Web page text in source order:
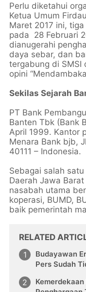
Perlu diketahui
Ketua Umum
Maret 2017 ini,
pada 28 Februari
dianugerahi
daya sebar, dan
tergabung di SMSI
opini
Sekilas Sejarah
PT Bank
Banten Tbk (Bank
April 1999. Kantor
Menara Bank bjb,
40111 – Indonesia.
Sebagai salah
Daerah Jawa
nasabah utama
koperasi, BUMD,
baik pemerintah
RELATED
Budayawan
Pers Sudah